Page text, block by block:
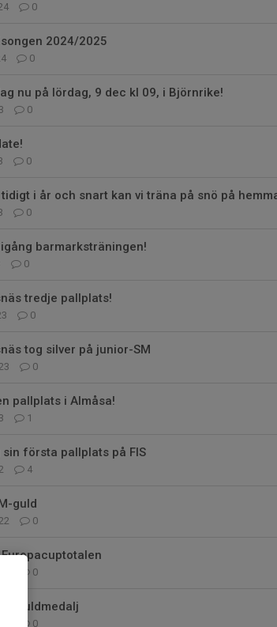
0
2024/2025
0
nu på lördag, 9 dec kl 09, i Björnrike!
0
0
i år och snart kan vi träna på snö på
0
barmarksträningen!
0
tredje pallplats!
0
tog silver på junior-SM
0
pallplats i Almåsa!
1
sin första pallplats på FIS
4
guld
0
0
guldmedalj
0